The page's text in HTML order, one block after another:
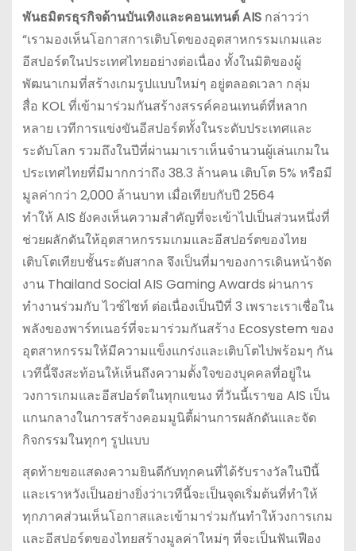
พันธมิตรธุรกิจด้านบันเทิงและคอนเทนต์AISกล่าวว่า
“เรามองเห็นโอกาสการเติบโตของอุตสาหกรรมเกมและ
อีสปอร์ตในประเทศไทยอย่างต่อเนื่อง ทั้งในมิติของผู้
พัฒนาเกมที่สร้างเกมรูปแบบใหม่ๆ อยู่ตลอดเวลา กลุ่ม
สื่อ KOL ที่เข้ามาร่วมกันสร้างสรรค์คอนเทนต์ที่หลาก
หลาย เวทีการแข่งขันอีสปอร์ตทั้งในระดับประเทศและ
ระดับโลก รวมถึงในปีที่ผ่านมาเราเห็นจำนวนผู้เล่นเกมใน
ประเทศไทยที่มีมากกว่าถึง 38.3 ล้านคน เติบโต 5% หรือมี
มูลค่ากว่า 2,000 ล้านบาท เมื่อเทียบกับปี 2564
ทำให้ AIS ยังคงเห็นความสำคัญที่จะเข้าไปเป็นส่วนหนึ่งที่
ช่วยผลักดันให้อุตสาหกรรมเกมและอีสปอร์ตของไทย
เติบโตเทียบชั้นระดับสากล จึงเป็นที่มาของการเดินหน้าจัด
งาน Thailand Social AIS Gaming Awards ผ่านการ
ทำงานร่วมกับ ไวซ์ไซท์ ต่อเนื่องเป็นปีที่ 3 เพราะเราเชื่อใน
พลังของพาร์ทเนอร์ที่จะมาร่วมกันสร้าง Ecosystem ของ
อุตสาหกรรมให้มีความแข็งแกร่งและเติบโตไปพร้อมๆ กัน
เวทีนี้จึงสะท้อนให้เห็นถึงความตั้งใจของบุคคลที่อยู่ใน
วงการเกมและอีสปอร์ตในทุกแขนง ที่วันนี้เราขอ AIS เป็น
แกนกลางในการสร้างคอมมูนิตี้ผ่านการผลักดันและจัด
กิจกรรมในทุกๆ รูปแบบ
สุดท้ายขอแสดงความยินดีกับทุกคนที่ได้รับรางวัลในปีนี้
และเราหวังเป็นอย่างยิ่งว่าเวทีนี้จะเป็นจุดเริ่มต้นที่ทำให้
ทุกภาคส่วนเห็นโอกาสและเข้ามาร่วมกันทำให้วงการเกม
และอีสปอร์ตของไทยสร้างมูลค่าใหม่ๆ ที่จะเป็นฟันเฟือง